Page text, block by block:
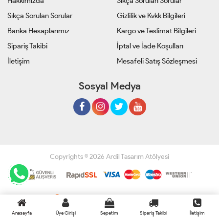
Sıkça Sorulan Sorular
Banka Hesaplarımız
Sipariş Takibi
İletişim
Gizlilik ve Kvkk Bilgileri
Kargo ve Teslimat Bilgileri
İptal ve İade Koşulları
Mesafeli Satış Sözleşmesi
Sosyal Medya
Copyrights © 2026 Ardil Tasarım Atölyesi
Geliştir - powered by innovation
Anasayfa Üye Girişi Sepetim Sipariş Takibi İletişim